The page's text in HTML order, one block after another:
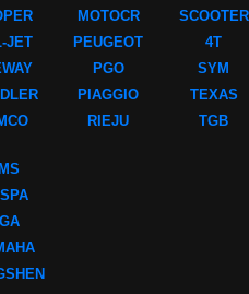
JET
MOTOCR
PEUGEOT
PGO
PIAGGIO
RIEJU
SCOOTER
4T
SYM
TEXAS
TGB